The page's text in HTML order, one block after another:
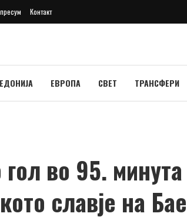
Контакт
ЕВРОПА СВЕТ ТРАНСФЕРИ
во 95.
славје на